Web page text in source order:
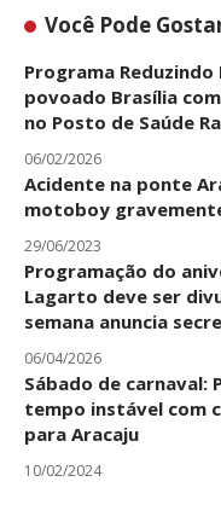
Você Pode
Programa Reduzindo
povoado Brasília
no Posto de Saúde
06/02/2026
Acidente na ponte
motoboy
29/06/2023
Programação do
Lagarto deve ser
semana anuncia
06/04/2026
Sábado de carnaval:
tempo instável com
para Aracaju
10/02/2024